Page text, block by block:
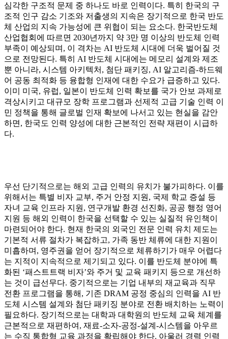
심각한 구조적 문제 중 하나도 바로 인력이다. 특히 한국의 구
조적 인구 감소 기조와 저출생의 지속은 장기적으로 한국 반도
체 산업의 지속 가능성에 큰 위협이 되는 요소다. 한국반도체
산업협회에 따르면 2030년까지 약 3만 명 이상의 반도체 인력
부족이 예상되며, 이 격차는 AI 반도체 시대에 더욱 벌어질 것
으로 전망된다. 특히 AI 반도체 시대에는 메모리 설계와 제조
뿐 아니라, 시스템 아키텍처, 첨단 패키징, AI 알고리즘-하드웨
어 공동 최적화 등 융합형 인재에 대한 수요가 급증하고 있다.
이미 미국, 유럽, 일본이 반도체 인력 확보를 국가 안보 과제로
격상시키고 대규모 장학 프로그램과 선제적 고급 기술 인력 이
민 정책을 통해 글로벌 인재 확보에 나서고 있는 현실을 감안
하면, 한국도 인력 양성에 대한 근본적인 전략 재편이 시급하
다.
우선 단기적으로는 해외 고급 인력의 유치가 불가피하다. 이를
위해서는 특별 비자 교부, 주거 안정 지원, 국제 학교 증설 등
자녀 교육 인프라 지원, 연구개발 환경 선진화, 공공 행정 영어
지원 등 해외 인력이 한국을 선택할 수 있는 실질적 유인책이
마련되어야 한다. 현재 한국의 외국인 전문 인력 유치 제도는
기본적 서류 절차가 복잡하고, 가족 동반 체류에 대한 지원이
미흡하며, 영주권을 얻어 장기적으로 체류하기가 매우 어렵다
는 지적이 지속적으로 제기되고 있다. 이를 반도체 분야에 특
화된 ‘패스트트랙 비자’와 주거 및 교육 패키지 등으로 개선하
는 것이 급선무다. 중기적으로는 기업 내부의 재교육과 직무
전환 프로그램을 통해, 기존 DRAM 공정 중심의 인력을 AI 반
도체 시스템 설계와 첨단 패키징 분야로 전환 배치하는 노력이
필요하다. 장기적으로는 대학과 대학원의 반도체 교육 체계를
근본적으로 재편하여, 재료-소자-공정-설계-시스템을 아우르
는 수직 통합형 교육 과정을 확립해야 한다. 아울러 경력 인력